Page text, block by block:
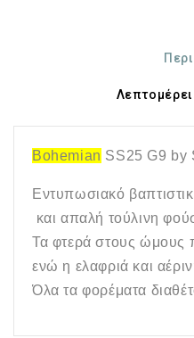
Bohemian SS25 G9 by
Εντυπωσιακό
και απαλή τούλινη
Τα φτερά στους ώμους
ενώ η ελαφριά και
Όλα τα φορέματα